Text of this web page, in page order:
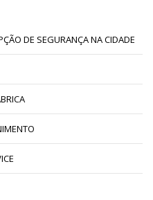
DE SEGURANÇA NA CIDADE